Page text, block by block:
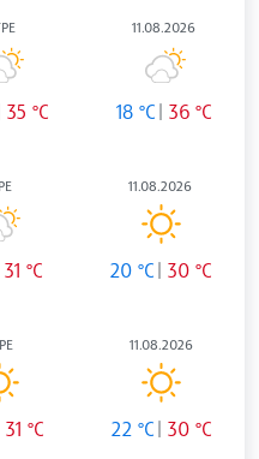
35 °C
11.08.2026
18 °C 36 °C
31 °C
11.08.2026
20 °C 30 °C
31 °C
11.08.2026
22 °C 30 °C